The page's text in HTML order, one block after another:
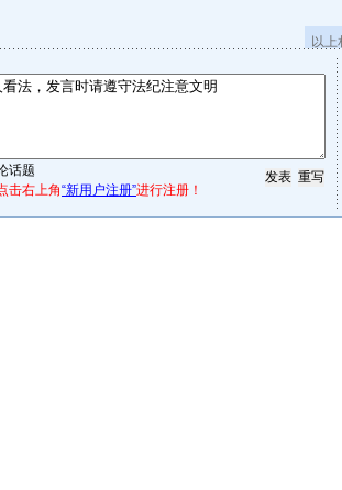
以
话题
击右上角“新用户注册”进行注册！